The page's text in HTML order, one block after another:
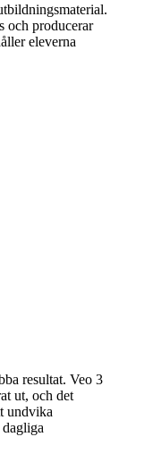
och producerar
eleverna
resultat. Veo 3
ut, och det
undvika